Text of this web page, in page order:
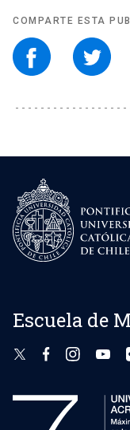
COMPARTE ESTA
Escuela de